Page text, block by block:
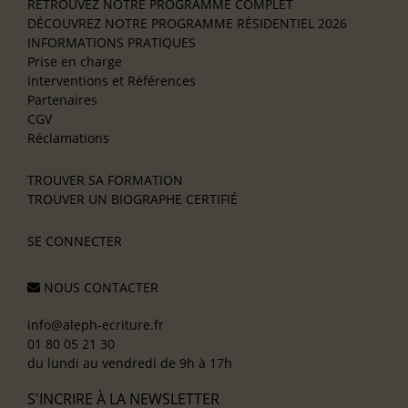
RETROUVEZ NOTRE PROGRAMME COMPLET
DÉCOUVREZ NOTRE PROGRAMME RÉSIDENTIEL 2026
INFORMATIONS PRATIQUES
Prise en charge
Interventions et Références
Partenaires
CGV
Réclamations
TROUVER SA FORMATION
TROUVER UN BIOGRAPHE CERTIFIÉ
SE CONNECTER
NOUS CONTACTER
info@aleph-ecriture.fr
01 80 05 21 30
du lundi au vendredi de 9h à 17h
S'INCRIRE À LA NEWSLETTER